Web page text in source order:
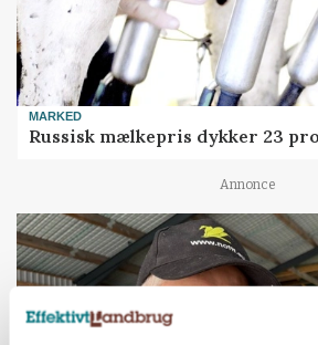
MARKED
Russisk mælkepris dykker 23
Annonce